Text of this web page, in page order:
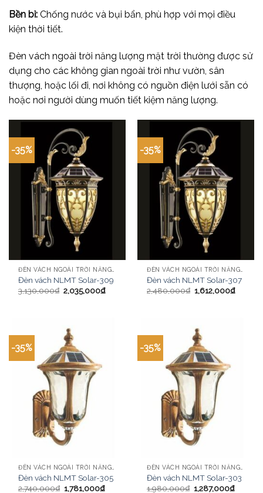
Bền bỉ: Chống nước và bụi bẩn, phù hợp với mọi điều
kiện thời tiết.
Đèn vách ngoài trời năng lượng mặt trời thường được sử
dụng cho các không gian ngoài trời như vườn, sân
thượng, hoặc lối đi, nơi không có nguồn điện lưới sẵn có
hoặc nơi người dùng muốn tiết kiệm năng lượng.
-35%
Đèn vách NLMT Solar-309
3,130,000₫ 2,035,000₫
-35%
Đèn vách NLMT Solar-307
2,480,000₫ 1,612,000₫
-35%
Đèn vách NLMT Solar-305
2,740,000₫ 1,781,000₫
-35%
Đèn vách NLMT Solar-303
1,980,000₫ 1,287,000₫